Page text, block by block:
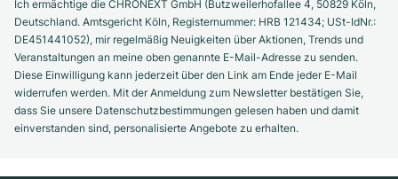
Ich ermächtige die CHRONEXT GmbH (Butzweilerhofallee 4, 50829 Köln,
Deutschland. Amtsgericht Köln, Registernummer: HRB 121434; USt-IdNr.:
DE451441052), mir regelmäßig Neuigkeiten über Aktionen, Trends und
Veranstaltungen an meine oben genannte E-Mail-Adresse zu senden.
Diese Einwilligung kann jederzeit über den Link am Ende jeder E-Mail
widerrufen werden. Mit der Anmeldung zum Newsletter bestätigen Sie,
dass Sie unsere Datenschutzbestimmungen gelesen haben und damit
einverstanden sind, personalisierte Angebote zu erhalten.